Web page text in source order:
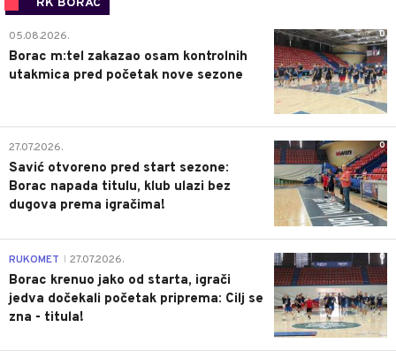
RK BORAC
0
05.08.2026.
Borac m:tel zakazao osam kontrolnih
utakmica pred početak nove sezone
0
27.07.2026.
Savić otvoreno pred start sezone:
Borac napada titulu, klub ulazi bez
dugova prema igračima!
0
RUKOMET 27.07.2026.
Borac krenuo jako od starta, igrači
jedva dočekali početak priprema: Cilj se
zna - titula!